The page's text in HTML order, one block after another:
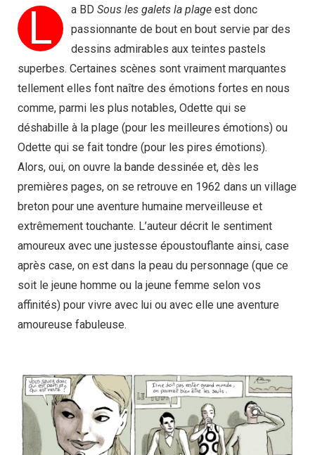
L a BD Sous les galets la plage est donc
passionnante de bout en bout servie par des
dessins admirables aux teintes pastels
superbes. Certaines scènes sont vraiment marquantes
tellement elles font naître des émotions fortes en nous
comme, parmi les plus notables, Odette qui se
déshabille à la plage (pour les meilleures émotions) ou
Odette qui se fait tondre (pour les pires émotions).
Alors, oui, on ouvre la bande dessinée et, dès les
premières pages, on se retrouve en 1962 dans un village
breton pour une aventure humaine merveilleuse et
extrêmement touchante. L’auteur décrit le sentiment
amoureux avec une justesse époustouflante ainsi, case
après case, on est dans la peau du personnage (que ce
soit le jeune homme ou la jeune femme selon vos
affinités) pour vivre avec lui ou avec elle une aventure
amoureuse fabuleuse.